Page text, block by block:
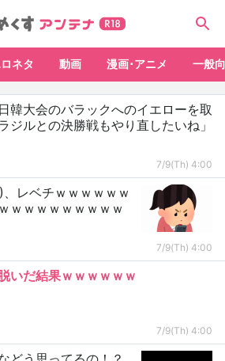
ネタ 動画 漫画･アニメ 一般
韓大会のバラックへのイエローを取
ジルとの決勝戦もやり直したいね」
7/9(Th) 4:00
レベチｗｗｗｗｗｗ
ｗｗｗｗｗｗｗｗｗ
7/9(Th) 4:00
いだ結果ｗｗｗｗｗｗ
7/9(Th) 4:00